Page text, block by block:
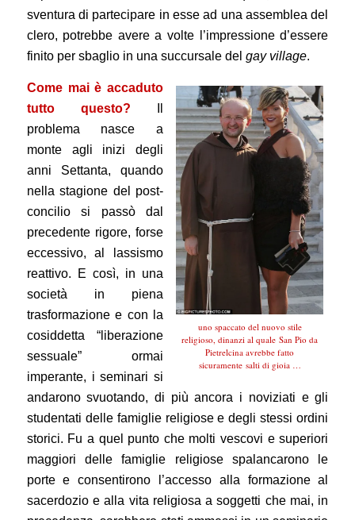
sventura di partecipare in esse ad una assemblea del
clero, potrebbe avere a volte l’impressione d’essere
finito per sbaglio in una succursale del gay village.
uno spaccato del nuovo stile
religioso, dinanzi al quale San Pio da
Pietrelcina avrebbe fatto
sicuramente salti di gioia …
Come mai è accaduto
tutto questo?
problema nasce a
monte agli inizi degli
anni Settanta, quando
nella stagione del post-
concilio si passò dal
precedente rigore, forse
eccessivo, al lassismo
reattivo. E così, in una
società in piena
trasformazione e con la
cosiddetta “liberazione
sessuale” ormai
imperante, i seminari si
andarono svuotando, di più ancora i noviziati e gli
studentati delle famiglie religiose e degli stessi ordini
storici. Fu a quel punto che molti vescovi e superiori
maggiori delle famiglie religiose spalancarono le
porte e consentirono l’accesso alla formazione al
sacerdozio e alla vita religiosa a soggetti che mai, in